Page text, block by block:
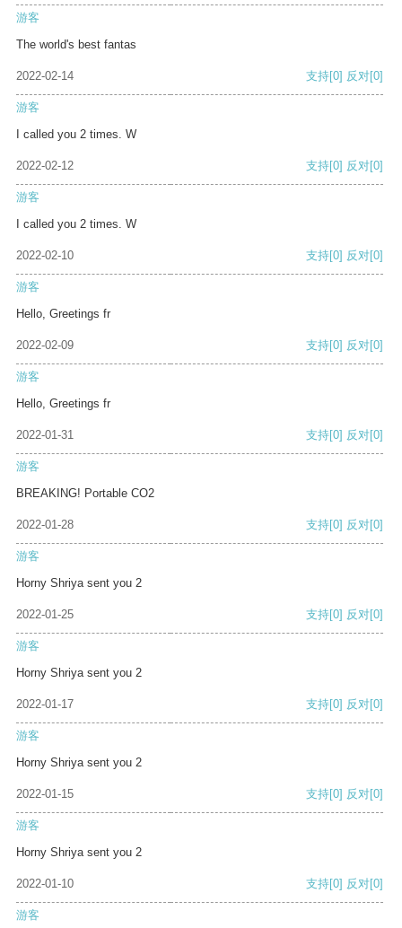
游客
The world's best fantas
2022-02-14 支持[0] 反对[0]
游客
I called you 2 times. W
2022-02-12 支持[0] 反对[0]
游客
I called you 2 times. W
2022-02-10 支持[0] 反对[0]
游客
Hello, Greetings fr
2022-02-09 支持[0] 反对[0]
游客
Hello, Greetings fr
2022-01-31 支持[0] 反对[0]
游客
BREAKING! Portable CO2
2022-01-28 支持[0] 反对[0]
游客
Horny Shriya sent you 2
2022-01-25 支持[0] 反对[0]
游客
Horny Shriya sent you 2
2022-01-17 支持[0] 反对[0]
游客
Horny Shriya sent you 2
2022-01-15 支持[0] 反对[0]
游客
Horny Shriya sent you 2
2022-01-10 支持[0] 反对[0]
游客